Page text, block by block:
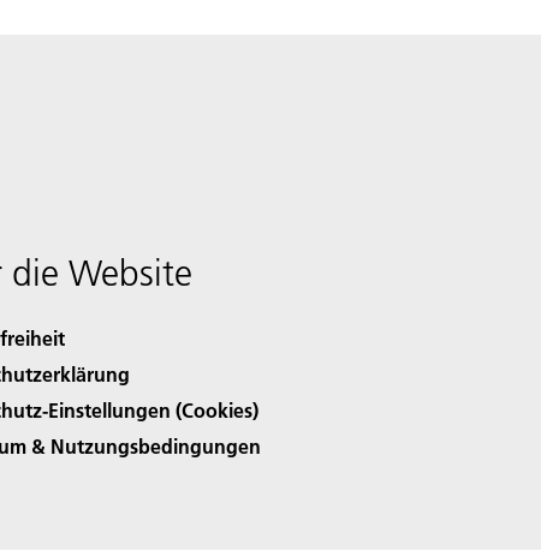
die Website
Einstellungen (Cookies)
& Nutzungsbedingungen